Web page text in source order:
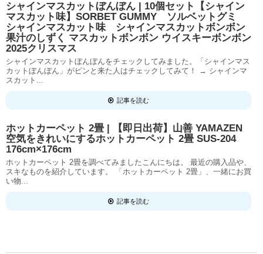
シャインマスカットぼんぼん | 10個セット【シャイン
マスカット味】SORBET GUMMY ソルベットグミ
シャインマスカット味 シャインマスカットボンボン
果汁のしずく マスカットボンボン ウイスキーボンボン
2025クリスマス
シャインマスカットぼんぼんをチェックしてみました。「シャインマス
カットぼんぼん」がピンと来た人はチェックしてみて！ → シャインマ
スカット...
記事を読む
ホットカーペット 2畳 | 【即日出荷】山善 YAMAZEN
空気をきれいにするホットカーペット 2畳 SUS-204
176cm×176cm
ホットカーペット 2畳を調べてみましたこんにちは。 最近の購入品や、
スキなものを紹介しています。 「ホットカーペット 2畳」、一緒にお買
い物...
記事を読む